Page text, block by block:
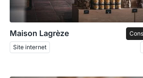
Maison Lagrèze
Site internet